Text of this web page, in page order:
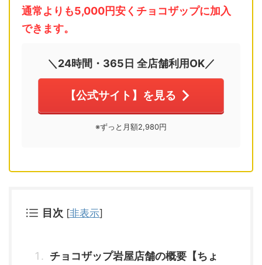
通常よりも5,000円安くチョコザップに加入
できます。
＼24時間・365日 全店舗利用OK／
【公式サイト】を見る
※ずっと月額2,980円
目次 [非表示]
チョコザップ岩屋店舗の概要【ちょ